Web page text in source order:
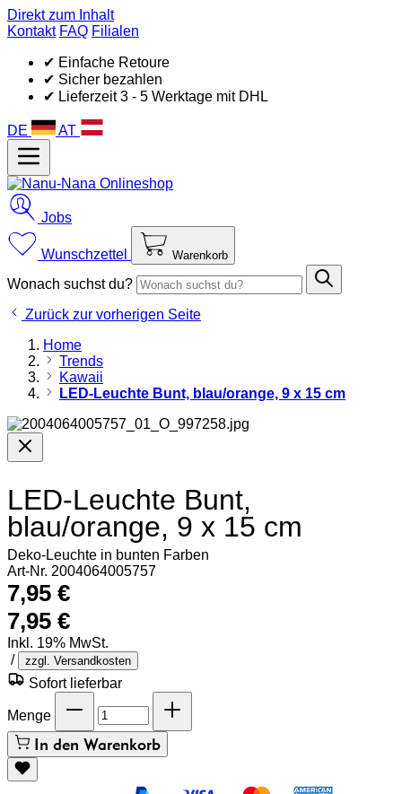
Direkt zum Inhalt
Kontakt FAQ Filialen
✔ Einfache Retoure
✔ Sicher bezahlen
✔ Lieferzeit 3 - 5 Werktage mit DHL
DE AT
Jobs
Wunschzettel Warenkorb
Wonach suchst du?
Zurück zur vorherigen Seite
Home
Trends
Kawaii
LED-Leuchte Bunt, blau/orange, 9 x 15 cm
LED-Leuchte Bunt,
blau/orange, 9 x 15 cm
Deko-Leuchte in bunten Farben
Art-Nr. 2004064005757
7,95 €
7,95 €
Inkl. 19% MwSt.
/
zzgl. Versandkosten
Sofort lieferbar
Menge
In den Warenkorb